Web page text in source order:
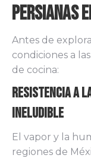
Persianas
Antes de
condiciones a
de cocina:
Resistencia a
Ineludible
El vapor y la
regiones de